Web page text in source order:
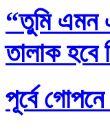
“তুমি এমন
তালাক হবে
পূর্বে